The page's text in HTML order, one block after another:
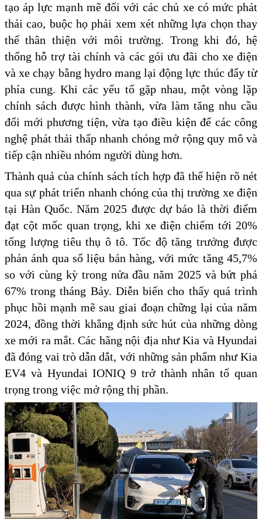
tạo áp lực mạnh mẽ đối với các chủ xe có mức phát
thải cao, buộc họ phải xem xét những lựa chọn thay
thế thân thiện với môi trường. Trong khi đó, hệ
thống hỗ trợ tài chính và các gói ưu đãi cho xe điện
và xe chạy bằng hydro mang lại động lực thúc đẩy từ
phía cung. Khi các yếu tố gặp nhau, một vòng lặp
chính sách được hình thành, vừa làm tăng nhu cầu
đổi mới phương tiện, vừa tạo điều kiện để các công
nghệ phát thải thấp nhanh chóng mở rộng quy mô và
tiếp cận nhiều nhóm người dùng hơn.
Thành quả của chính sách tích hợp đã thể hiện rõ nét
qua sự phát triển nhanh chóng của thị trường xe điện
tại Hàn Quốc. Năm 2025 được dự báo là thời điểm
đạt cột mốc quan trọng, khi xe điện chiếm tới 20%
tổng lượng tiêu thụ ô tô. Tốc độ tăng trưởng được
phản ánh qua số liệu bán hàng, với mức tăng 45,7%
so với cùng kỳ trong nửa đầu năm 2025 và bứt phá
67% trong tháng Bảy. Diễn biến cho thấy quá trình
phục hồi mạnh mẽ sau giai đoạn chững lại của năm
2024, đồng thời khẳng định sức hút của những dòng
xe mới ra mắt. Các hãng nội địa như Kia và Hyundai
đã đóng vai trò dẫn dắt, với những sản phẩm như Kia
EV4 và Hyundai IONIQ 9 trở thành nhân tố quan
trọng trong việc mở rộng thị phần.